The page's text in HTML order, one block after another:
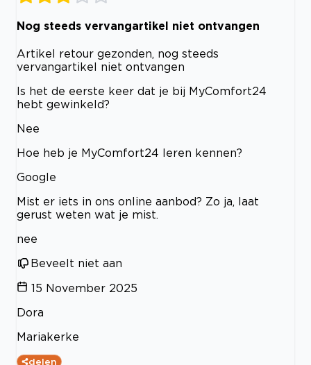
Nog steeds vervangartikel niet ontvangen
Artikel retour gezonden, nog steeds
vervangartikel niet ontvangen
Is het de eerste keer dat je bij MyComfort24
hebt gewinkeld?
Nee
Hoe heb je MyComfort24 leren kennen?
Google
Mist er iets in ons online aanbod? Zo ja, laat
gerust weten wat je mist.
nee
Beveelt niet aan
15 November 2025
Dora
Mariakerke
delen